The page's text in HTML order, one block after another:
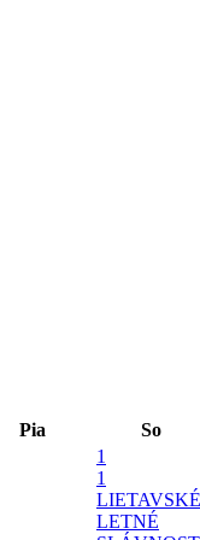
Pia So
1
1
LIETAVSKÉ
LETNÉ